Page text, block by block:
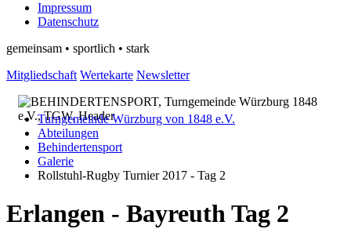
Impressum
Datenschutz
gemeinsam • sportlich • stark
Mitgliedschaft Wertekarte Newsletter
Turngemeinde Würzburg von 1848 e.V.
Abteilungen
Behindertensport
Galerie
Rollstuhl-Rugby Turnier 2017 - Tag 2
Erlangen - Bayreuth Tag 2